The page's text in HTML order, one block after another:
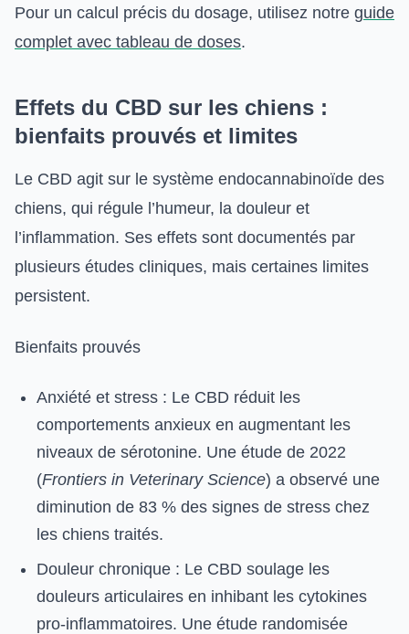
Pour un calcul précis du dosage, utilisez notre guide
complet avec tableau de doses.
Effets du CBD sur les chiens :
bienfaits prouvés et limites
Le CBD agit sur le système endocannabinoïde des
chiens, qui régule l’humeur, la douleur et
l’inflammation. Ses effets sont documentés par
plusieurs études cliniques, mais certaines limites
persistent.
Bienfaits prouvés
Anxiété et stress : Le CBD réduit les
comportements anxieux en augmentant les
niveaux de sérotonine. Une étude de 2022
(Frontiers in Veterinary Science) a observé une
diminution de 83 % des signes de stress chez
les chiens traités.
Douleur chronique : Le CBD soulage les
douleurs articulaires en inhibant les cytokines
pro-inflammatoires. Une étude randomisée